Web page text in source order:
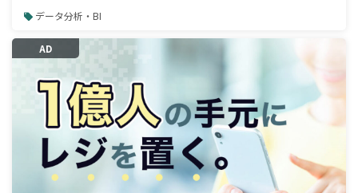
データ分析・BI
AD